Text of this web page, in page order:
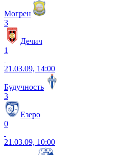
Могрен
3
Дечич
1
21.03.09, 14:00
Будучность
3
Езеро
0
21.03.09, 10:00